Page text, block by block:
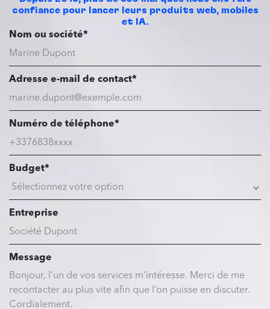
confiance pour lancer leurs produits web, mobiles
et IA.
Nom ou société*
Adresse e-mail de contact*
Numéro de téléphone*
Budget*
Entreprise
Message